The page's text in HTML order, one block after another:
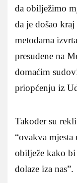
da obilježimo
da je došao
metodama
presuđene na
domaćim
priopćenju iz
Također su
“ovakva
obilježe kako bi
dolaze iza nas”.